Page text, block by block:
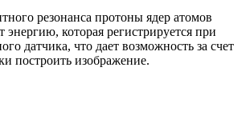
резонанса протоны ядер атомов
энергию, которая регистрируется при
датчика, что дает возможность за счет
построить изображение.